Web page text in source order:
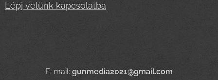
Lépj velünk kapcsolatba
E-mail: gunmedia2021@gmail.com